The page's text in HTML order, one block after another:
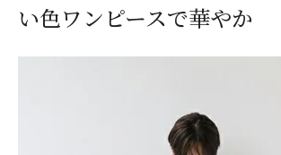
い色ワンピースで華やか